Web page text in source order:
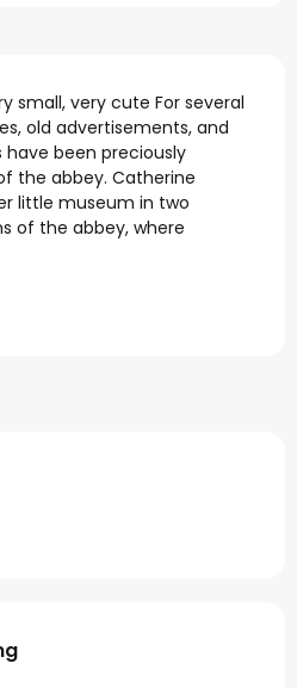
small, very cute For several
old advertisements, and
have been preciously
the abbey. Catherine
little museum in two
of the abbey, where